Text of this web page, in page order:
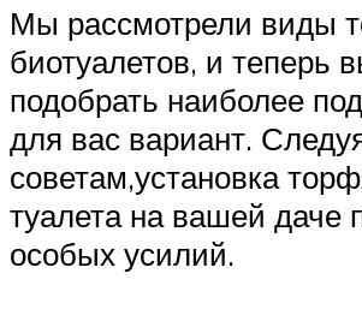
Мы рассмотрели виды
биотуалетов, и теперь
подобрать наиболее
для вас вариант.
советам,установка
туалета на вашей даче
особых усилий.